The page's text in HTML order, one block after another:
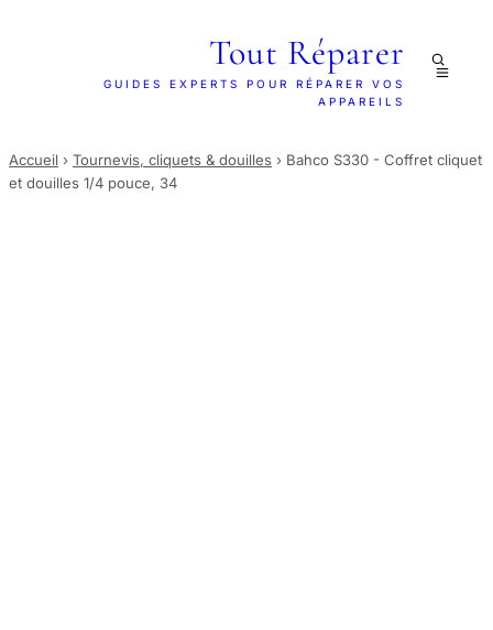
Tout Réparer
GUIDES EXPERTS POUR RÉPARER VOS
APPAREILS
Accueil › Tournevis, cliquets & douilles › Bahco S330 - Coffret cliquet
et douilles 1/4 pouce, 34